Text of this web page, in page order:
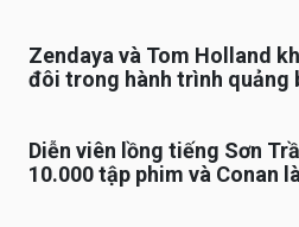
Zendaya và Tom Holland
đôi trong hành trình quảng
Diễn viên lồng tiếng Sơn
10.000 tập phim và Conan